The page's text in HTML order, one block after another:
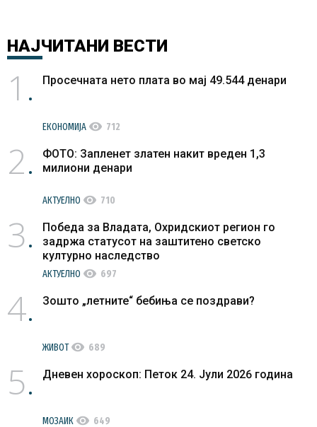
НАЈЧИТАНИ ВЕСТИ
1 Просечната нето плата во мај 49.544 денари
ЕКОНОМИЈА visibility 712
2
ФОТО: Запленет златен накит вреден 1,3
милиони денари
АКТУЕЛНО visibility 710
3
Победа за Владата, Охридскиот регион го
задржа статусот на заштитено светско
културно наследство
АКТУЕЛНО visibility 697
4 Зошто „летните“ бебиња се поздрави?
ЖИВОТvisibility 689
5 Дневен хороскоп: Петок 24. Јули 2026 година
МОЗАИК visibility 649